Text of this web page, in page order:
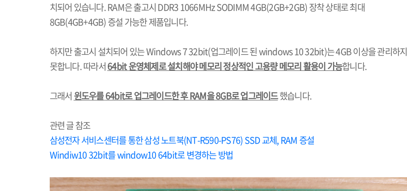
치되어 있습니다. RAM은 출고시DDR3 1066MHz SODIMM 4GB(2GB+2GB)장착 상태로 최대
8GB(4GB+4GB)증설 가능한 제품입니다.
하지만 출고시 설치되어 있는Windows 7 32bit(업그레이드 된windows 10 32bit)는4GB이상을 관리하지
못합니다.따라서64bit운영체제로 설치해야 메모리 정상적인 고용량 메모리 활용이 가능합니다.
그래서윈도우를64bit로 업그레이드한 후RAM을8GB로 업그레이드했습니다.
관련 글 참조
삼성전자 서비스센터를 통한 삼성 노트북(NT-R590-PS76) SSD 교체, RAM 증설
Windiw10 32bit를 window10 64bit로 변경하는 방법